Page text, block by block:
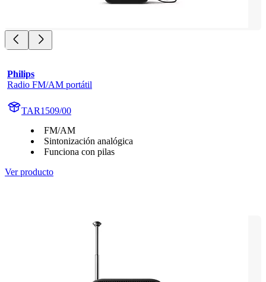
Philips
Radio FM/AM portátil
TAR1509/00
FM/AM
Sintonización analógica
Funciona con pilas
Ver producto